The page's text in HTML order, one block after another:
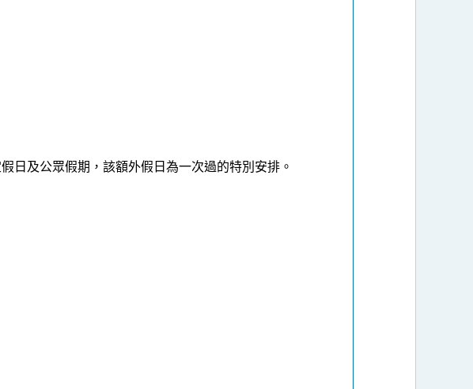
日及公眾假期，該額外假日為一次過的特別安排。